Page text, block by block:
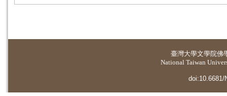
臺灣大學文學院佛
National Taiwan
doi:10.6681/